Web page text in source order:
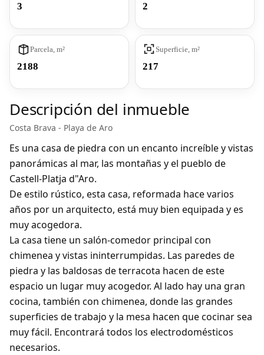
3 2
Parcela, m²
2188
Superficie, m²
217
Descripción del inmueble
Costa Brava - Playa de Aro
Es una casa de piedra con un encanto increíble y vistas
panorámicas al mar, las montañas y el pueblo de
Castell-Platja d"Aro.
De estilo rústico, esta casa, reformada hace varios
años por un arquitecto, está muy bien equipada y es
muy acogedora.
La casa tiene un salón-comedor principal con
chimenea y vistas ininterrumpidas. Las paredes de
piedra y las baldosas de terracota hacen de este
espacio un lugar muy acogedor. Al lado hay una gran
cocina, también con chimenea, donde las grandes
superficies de trabajo y la mesa hacen que cocinar sea
muy fácil. Encontrará todos los electrodomésticos
necesarios.